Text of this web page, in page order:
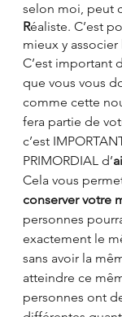
selon moi, peut
Réaliste. C’est
mieux y
C’est important
que vous vous
comme cette
fera partie de
c’est
PRIMORDIAL d’
Cela vous
conserver votre
personnes
exactement le
sans avoir la
atteindre ce
personnes ont